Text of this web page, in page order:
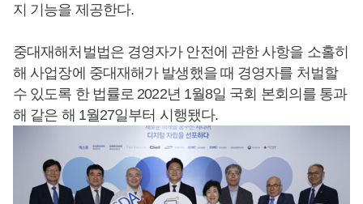
지 기능을 제공한다.
중대재해처벌법은 경영자가 안전에 관한 사항을 소홀히
해 사업장에 중대재해가 발생했을 때 경영자를 처벌할
수 있도록 한 법률로 2022년 1월8일 국회 본회의를 통과
해 같은 해 1월27일부터 시행됐다.